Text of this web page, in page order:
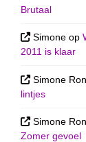
Brutaal
Simone op
2011 is klaar
Simone
lintjes
Simone
Zomer gevoel